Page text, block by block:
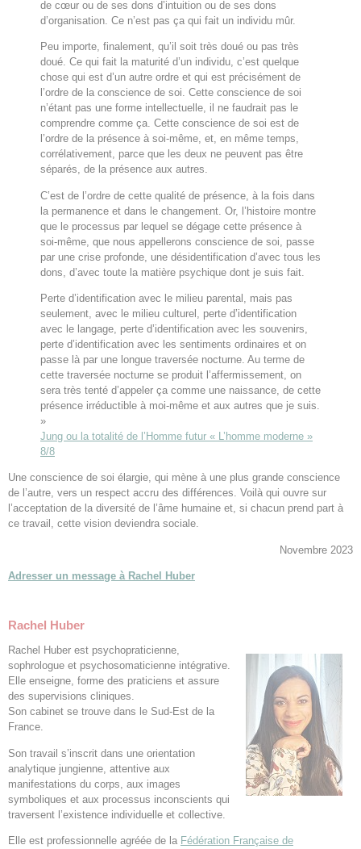
de cœur ou de ses dons d’intuition ou de ses dons
d’organisation. Ce n’est pas ça qui fait un individu mûr.
Peu importe, finalement, qu’il soit très doué ou pas très
doué. Ce qui fait la maturité d’un individu, c’est quelque
chose qui est d’un autre ordre et qui est précisément de
l’ordre de la conscience de soi. Cette conscience de soi
n’étant pas une forme intellectuelle, il ne faudrait pas le
comprendre comme ça. Cette conscience de soi est de
l’ordre de la présence à soi-même, et, en même temps,
corrélativement, parce que les deux ne peuvent pas être
séparés, de la présence aux autres.
C’est de l’ordre de cette qualité de présence, à la fois dans
la permanence et dans le changement. Or, l’histoire montre
que le processus par lequel se dégage cette présence à
soi-même, que nous appellerons conscience de soi, passe
par une crise profonde, une désidentification d’avec tous les
dons, d’avec toute la matière psychique dont je suis fait.
Perte d’identification avec le milieu parental, mais pas
seulement, avec le milieu culturel, perte d’identification
avec le langage, perte d’identification avec les souvenirs,
perte d’identification avec les sentiments ordinaires et on
passe là par une longue traversée nocturne. Au terme de
cette traversée nocturne se produit l’affermissement, on
sera très tenté d’appeler ça comme une naissance, de cette
présence irréductible à moi-même et aux autres que je suis.
»
Jung ou la totalité de l’Homme futur « L’homme moderne »
8/8
Une conscience de soi élargie, qui mène à une plus grande conscience
de l’autre, vers un respect accru des différences. Voilà qui ouvre sur
l’acceptation de la diversité de l’âme humaine et, si chacun prend part à
ce travail, cette vision deviendra sociale.
Novembre 2023
Adresser un message à Rachel Huber
Rachel Huber
Rachel Huber est psychopraticienne,
sophrologue et psychosomaticienne intégrative.
Elle enseigne, forme des praticiens et assure
des supervisions cliniques.
Son cabinet se trouve dans le Sud-Est de la
France.
Son travail s’inscrit dans une orientation
analytique jungienne, attentive aux
manifestations du corps, aux images
symboliques et aux processus inconscients qui
traversent l’existence individuelle et collective.
Elle est professionnelle agréée de la Fédération Française de